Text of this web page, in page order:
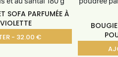
SOFA PARFUMÉE À
- 32.00 €